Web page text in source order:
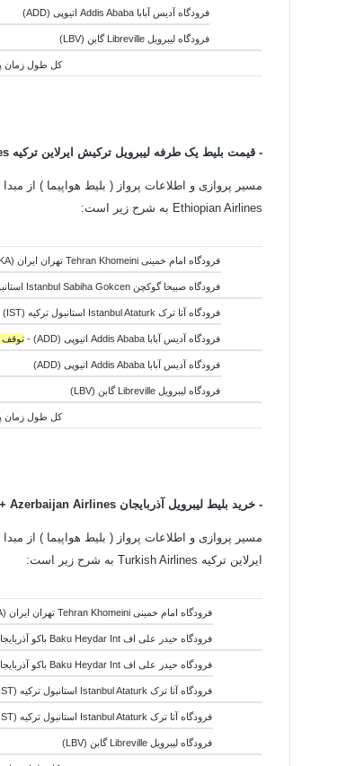
فرودگاه آدیس آبابا Addis Ababa اتیوپی (ADD)
فرودگاه لیبرویل Libreville گابن (LBV)
کل طول زمان پرواز در هوا:13 ساعت و 35 دقیقه - کل طول زمان جابجایی
- قیمت بلیط یک طرفه لیبرویل ترکیش ایرلاین ترکیه
مسیر پروازی و اطلاعات پرواز ( بلیط هواپیما ) از
Ethiopian Airlines به شرح زیر است:
فرودگاه امام خمینی Tehran Khomeini تهران ایران (IKA)
فرودگاه صبیحا گوکچن Istanbul Sabiha Gokcen استانبول ترکیه (SAW) -
فرودگاه آتا ترک Istanbul Ataturk استانبول ترکیه (IST)
فرودگاه آدیس آبابا Addis Ababa اتیوپی (ADD) - توقف 10
فرودگاه آدیس آبابا Addis Ababa اتیوپی (ADD)
فرودگاه لیبرویل Libreville گابن (LBV)
کل طول زمان پرواز در هوا:13 ساعت و 35 دقیقه - کل طول زمان جابجایی
- خرید بلیط لیبرویل آذربایجان AzerbaijanAirlines +
ایرلاین ترکیه Turkish Airlines به شرح زیر است:
فرودگاه امام خمینی Tehran Khomeini تهران ایران (IKA)
فرودگاه حیدر علی اف Baku Heydar Int باکو آذربایجان (GYD) -
فرودگاه حیدر علی اف Baku Heydar Int باکو آذربایجان (GYD)
فرودگاه آتا ترک Istanbul Ataturk استانبول ترکیه (IST)
فرودگاه آتا ترک Istanbul Ataturk استانبول ترکیه (IST)
فرودگاه لیبرویل Libreville گابن (LBV)